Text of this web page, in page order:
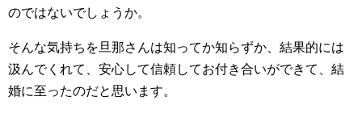
のではないでしょうか。
そんな気持ちを旦那さんは知ってか知らずか、結果的には
汲んでくれて、安心して信頼してお付き合いができて、結
婚に至ったのだと思います。